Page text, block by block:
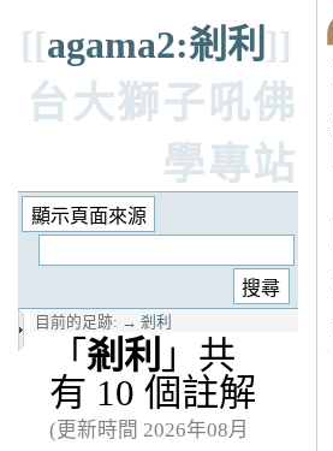
[[agama2:剎利 ]]
台大獅子吼佛
學專站
目前的足跡: → 剎利
「 剎利 」共
有 10 個註解
(更新時間 2026年08月